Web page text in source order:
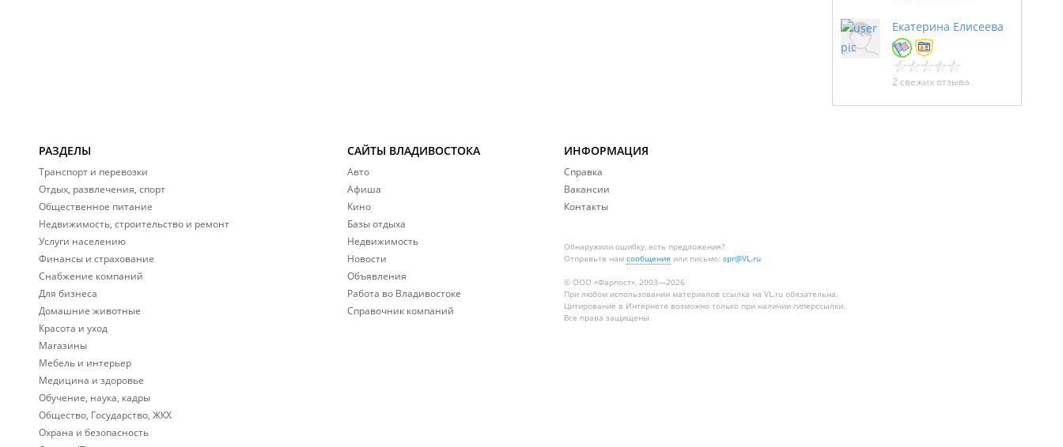
Екатерина Елисеева
2 свежих отзыва
РАЗДЕЛЫ
Транспорт и перевозки
Отдых, развлечения, спорт
Общественное питание
Недвижимость, строительство и ремонт
Услуги населению
Финансы и страхование
Снабжение компаний
Для бизнеса
Домашние животные
Красота и уход
Магазины
Мебель и интерьер
Медицина и здоровье
Обучение, наука, кадры
Общество, Государство, ЖКХ
Охрана и безопасность
САЙТЫ ВЛАДИВОСТОКА
Авто
Афиша
Кино
Базы отдыха
Недвижимость
Новости
Объявления
Работа во Владивостоке
Справочник компаний
ИНФОРМАЦИЯ
Справка
Вакансии
Контакты
Обнаружили ошибку, есть предложения?
Отправьте нам сообщение или письмо: spr@VL.ru
© ООО «Фарпост», 2003—2026
При любом использовании материалов ссылка на VL.ru обязательна.
Цитирование в Интернете возможно только при наличии гиперссылки.
Все права защищены.